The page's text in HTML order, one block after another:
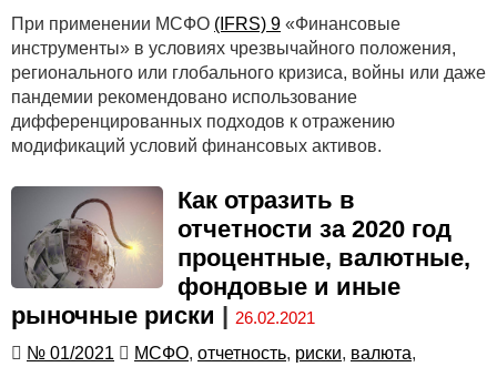
При применении МСФО (IFRS) 9 «Финансовые
инструменты» в условиях чрезвычайного положения,
регионального или глобального кризиса, войны или даже
пандемии рекомендовано использование
дифференцированных подходов к отражению
модификаций условий финансовых активов.
Как отразить в
отчетности за 2020 год
процентные, валютные,
фондовые и иные
рыночные риски
26.02.2021
№ 01/2021
МСФО, отчетность, риски, валюта,